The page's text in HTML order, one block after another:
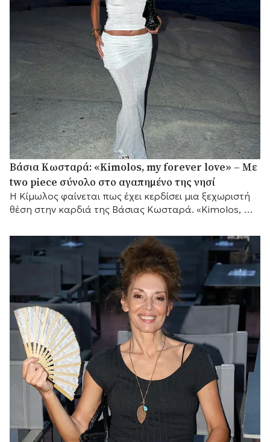
Βάσια Κωσταρά: «Kimolos, my forever love» – Με
two piece σύνολο στο αγαπημένο της νησί
Η Κίμωλος φαίνεται πως έχει κερδίσει μια ξεχωριστή
θέση στην καρδιά της Βάσιας Κωσταρά. «Kimolos, my